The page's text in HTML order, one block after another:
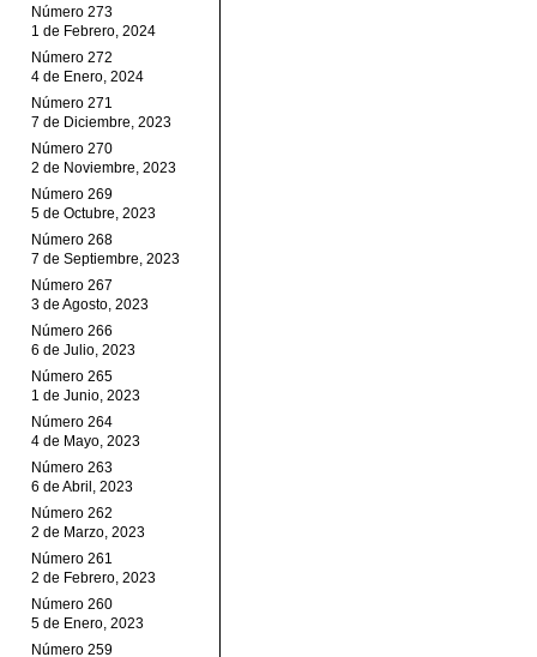
Número 273
1 de Febrero, 2024
Número 272
4 de Enero, 2024
Número 271
7 de Diciembre, 2023
Número 270
2 de Noviembre, 2023
Número 269
5 de Octubre, 2023
Número 268
7 de Septiembre, 2023
Número 267
3 de Agosto, 2023
Número 266
6 de Julio, 2023
Número 265
1 de Junio, 2023
Número 264
4 de Mayo, 2023
Número 263
6 de Abril, 2023
Número 262
2 de Marzo, 2023
Número 261
2 de Febrero, 2023
Número 260
5 de Enero, 2023
Número 259